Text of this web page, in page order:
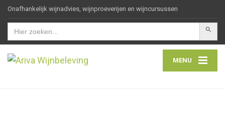
Onafhankelijk wijnadvies, wijnproeverijen en wijncursussen
Zoek
naar:
MENU